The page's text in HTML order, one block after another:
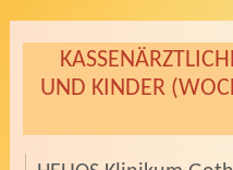
UND KINDER